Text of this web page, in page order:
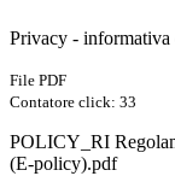
Privacy - informativa
File PDF
Contatore click: 33
POLICY_RI
(E-policy).pdf